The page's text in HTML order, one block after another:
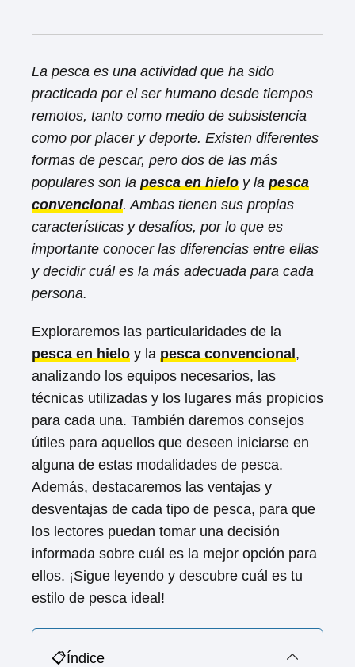
La pesca es una actividad que ha sido
practicada por el ser humano desde tiempos
remotos, tanto como medio de subsistencia
como por placer y deporte. Existen diferentes
formas de pescar, pero dos de las más
populares son la pesca en hielo y la pesca
convencional. Ambas tienen sus propias
características y desafíos, por lo que es
importante conocer las diferencias entre ellas
y decidir cuál es la más adecuada para cada
persona.
Exploraremos las particularidades de la
pesca en hielo y la pesca convencional,
analizando los equipos necesarios, las
técnicas utilizadas y los lugares más propicios
para cada una. También daremos consejos
útiles para aquellos que deseen iniciarse en
alguna de estas modalidades de pesca.
Además, destacaremos las ventajas y
desventajas de cada tipo de pesca, para que
los lectores puedan tomar una decisión
informada sobre cuál es la mejor opción para
ellos. ¡Sigue leyendo y descubre cuál es tu
estilo de pesca ideal!
📋Índice